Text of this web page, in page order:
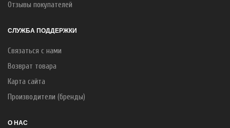
Отзывы покупателей
СЛУЖБА ПОДДЕРЖКИ
Связаться с нами
Возврат товара
Карта сайта
Производители (бренды)
О НАС